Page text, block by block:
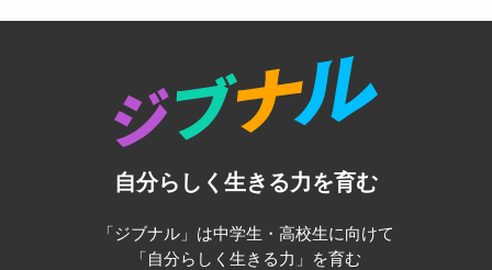
自分らしく生きる力を育む
「ジブナル」は中学生・高校生に向けて
「自分らしく生きる力」を育む